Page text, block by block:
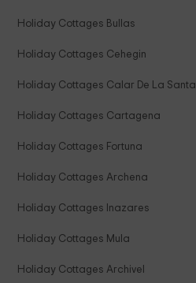
Holiday Cottages Bullas
Holiday Cottages Cehegin
Holiday Cottages Calar De La Santa
Holiday Cottages Cartagena
Holiday Cottages Fortuna
Holiday Cottages Archena
Holiday Cottages Inazares
Holiday Cottages Mula
Holiday Cottages Archivel